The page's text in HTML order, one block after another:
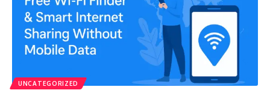
UNCATEGORIZED